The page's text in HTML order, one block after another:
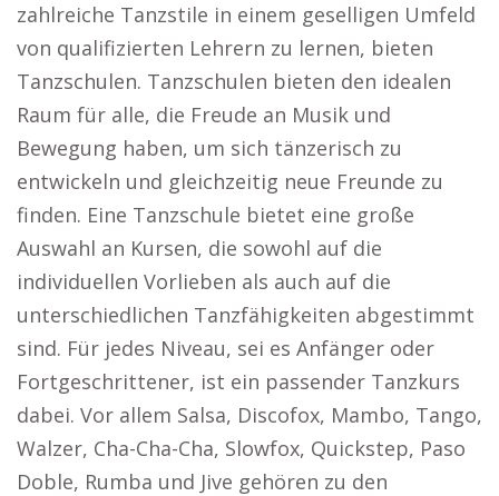
zahlreiche Tanzstile in einem geselligen Umfeld
von qualifizierten Lehrern zu lernen, bieten
Tanzschulen. Tanzschulen bieten den idealen
Raum für alle, die Freude an Musik und
Bewegung haben, um sich tänzerisch zu
entwickeln und gleichzeitig neue Freunde zu
finden. Eine Tanzschule bietet eine große
Auswahl an Kursen, die sowohl auf die
individuellen Vorlieben als auch auf die
unterschiedlichen Tanzfähigkeiten abgestimmt
sind. Für jedes Niveau, sei es Anfänger oder
Fortgeschrittener, ist ein passender Tanzkurs
dabei. Vor allem Salsa, Discofox, Mambo, Tango,
Walzer, Cha-Cha-Cha, Slowfox, Quickstep, Paso
Doble, Rumba und Jive gehören zu den